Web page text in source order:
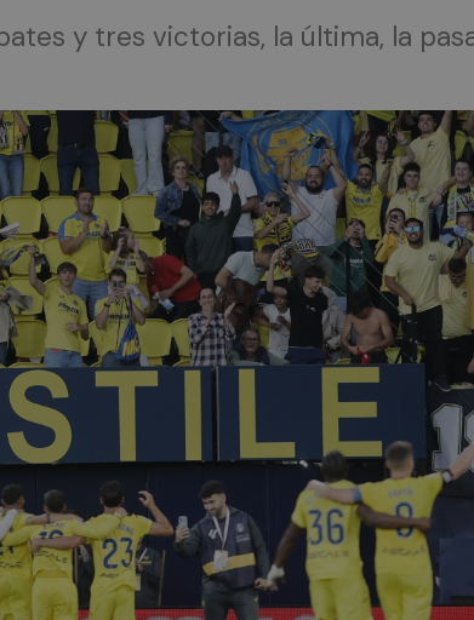
y tres victorias, la última, la